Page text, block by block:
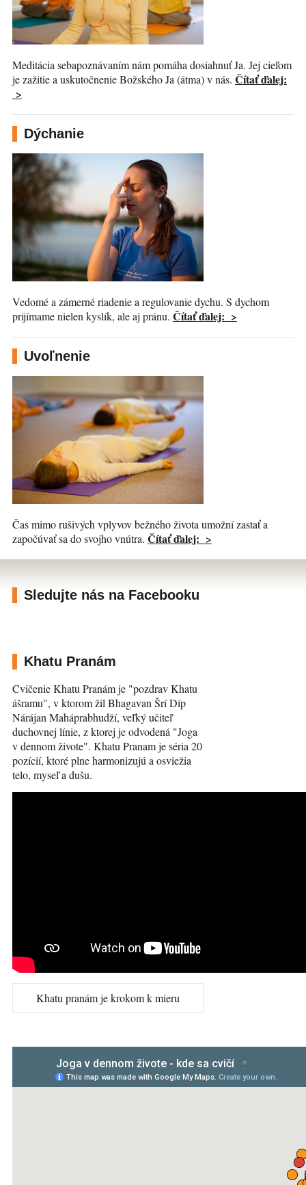
Meditácia sebapoznávaním nám pomáha dosiahnuť Ja. Jej cieľom
je zažitie a uskutočnenie Božského Ja (átma) v nás. Čítať ďalej:
>
Dýchanie
Vedomé a zámerné riadenie a regulovanie dychu. S dychom
prijímame nielen kyslík, ale aj pránu. Čítať ďalej: >
Uvoľnenie
Čas mimo rušivých vplyvov bežného života umožní zastať a
započúvať sa do svojho vnútra. Čítať ďalej: >
Sledujte nás na Facebooku
Khatu Pranám
Cvičenie Khatu Pranám je "pozdrav Khatu
ášramu", v ktorom žil Bhagavan Šrí Díp
Nárájan Maháprabhudží, veľký učiteľ
duchovnej línie, z ktorej je odvodená "Joga
v dennom živote". Khatu Pranam je séria 20
pozícií, ktoré plne harmonizujú a osviežia
telo, myseľ a dušu.
Khatu pranám je krokom k mieru